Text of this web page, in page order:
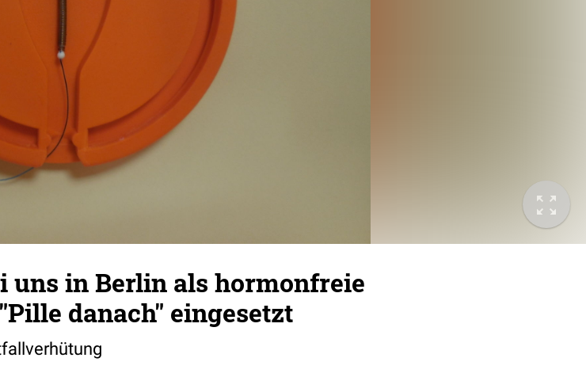
in Berlin als hormonfreie
danach" eingesetzt